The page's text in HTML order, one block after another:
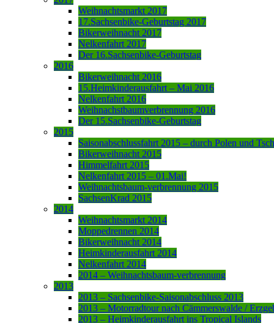
Weihnachtsmarkt 2017
17.Sachsenbike-Geburtstag 2017
Bikerweihnacht 2017
Nelkenfahrt 2017
Der 16.Sachsenbike-Geburtstag
2016
Bikerweihnacht 2016
15.Heimkinderausfahrt – Mai 2016
Nelkenfahrt 2016
Weihnachstbaumverbrennung 2016
Der 15.Sachsenbike-Geburtstag
2015
Saisonabschlussfahrt 2015 – durch Polen und
Bikerweihnacht 2015
Himmelfahrt 2015
Nelkenfahrt 2015 – 01.Mai!
Weihnachtsbaum-verbrennung 2015
SachsenKrad 2015
2014
Weihnachtsmarkt 2014
Moppedrennen 2014
Bikerweihnacht 2014
Heimkinderausfahrt 2014
Nelkenfahrt 2014
2014 – Weihnachtsbaum-verbrennung
2013
2013 – Sachsenbike-Saisonabschluss 2013
2013 – Motorradtour nach Cämmerswalde /
2013 – Heimkinderausfahrt ins Tropical Islands